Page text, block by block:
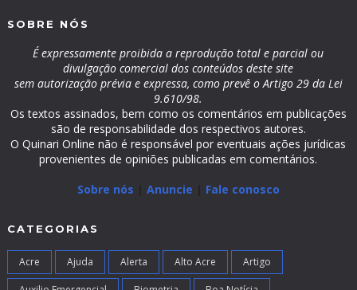
SOBRE NÓS
É expressamente proibida a reprodução total e parcial ou
divulgação comercial dos conteúdos deste site
sem autorização prévia e expressa, como prevê o Artigo 29 da Lei
9.610/98.
Os textos assinados, bem como os comentários em publicações
são de responsabilidade dos respectivos autores.
O Quinari Online não é responsável por eventuais ações jurídicas
provenientes de opiniões publicadas em comentários.
Sobre nós
Anuncie Fale conosco
CATEGORIAS
Acre Ajuda Alerta Alto Acre Artigo